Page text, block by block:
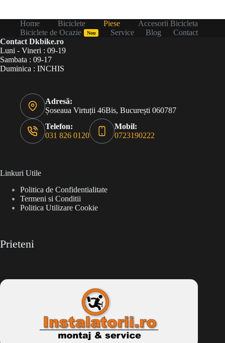
Home Biciclete Piese
Accesorii Bicicleta
Biciclete de Ocazie
Nou Service Blog
Contact
Contact Dkbike.ro
Luni - Vineri : 09-19
Sambata : 09-17
Duminica : INCHIS
Adresă:
Șoseaua Virtuții 46Bis, București 060787
Telefon:
031 826 0120
Mobil:
0723190222
Linkuri Utile
Politica de Confidentialitate
Termeni si Conditii
Politica Utilizare Cookie
Prieteni